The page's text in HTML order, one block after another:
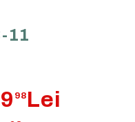
11
98 Lei